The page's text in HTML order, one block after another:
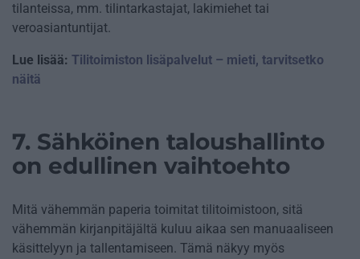
tilanteissa, mm. tilintarkastajat, lakimiehet tai
veroasiantuntijat.
Lue lisää: Tilitoimiston lisäpalvelut – mieti, tarvitsetko
näitä
7. Sähköinen taloushallinto
on edullinen vaihtoehto
Mitä vähemmän paperia toimitat tilitoimistoon, sitä
vähemmän kirjanpitäjältä kuluu aikaa sen manuaaliseen
käsittelyyn ja tallentamiseen. Tämä näkyy myös